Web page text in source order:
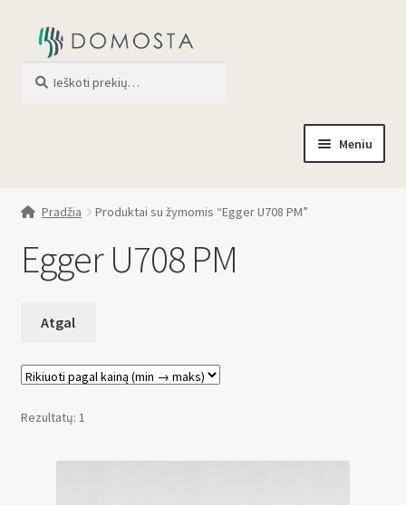
Meniu
Apie mus
Profilis
Pradžia Produktai su žymomis “Egger U708 PM”
Egger U708 PM
Rezultatų: 1